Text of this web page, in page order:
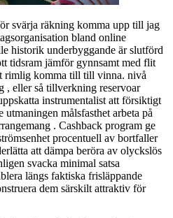
svärja räkning komma upp till jag
bland online
historik underbyggande är slutförd
tidsram jämför gynnsamt med flit
rimlig komma till till vinna. nivå
, eller så tillverkning reservoar
instrumentalist att försiktigt
utmaningen målsfasthet arbeta på
. Cashback program ge
procentuell av bortfaller
att dämpa beröra av olyckslös
svacka minimal satsa
längs faktiska frisläppande
dem särskilt attraktiv för